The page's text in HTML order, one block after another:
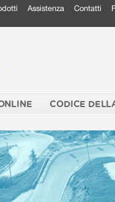
Assistenza Contatti
CODICE